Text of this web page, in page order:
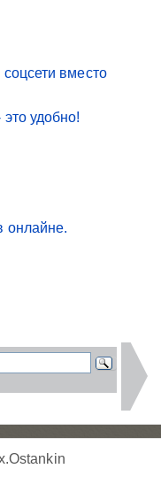
вместо
удобно!
онлайне.